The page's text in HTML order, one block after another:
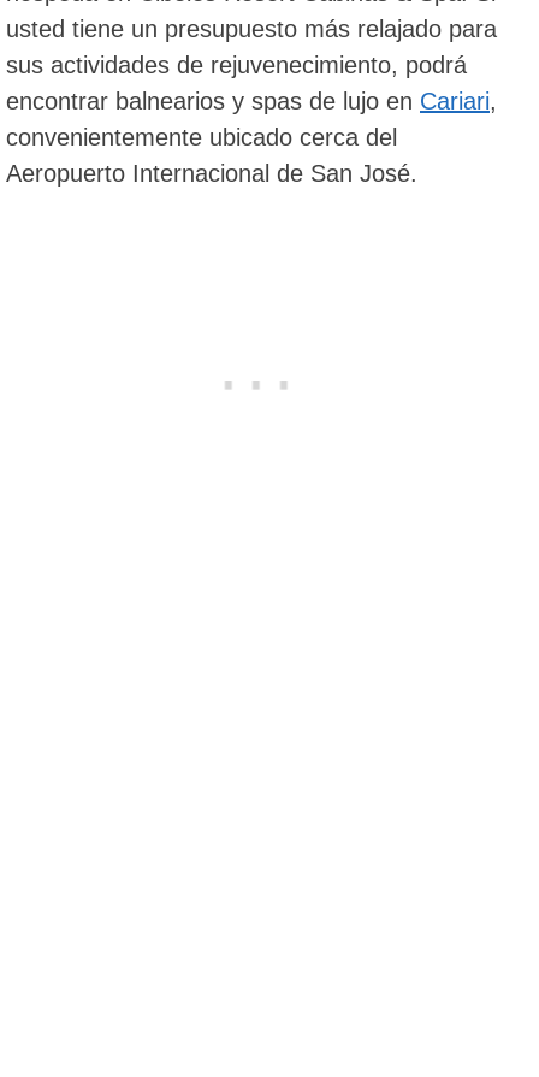
usted tiene un presupuesto más relajado para
sus actividades de rejuvenecimiento, podrá
encontrar balnearios y spas de lujo en Cariari,
convenientemente ubicado cerca del
Aeropuerto Internacional de San José.